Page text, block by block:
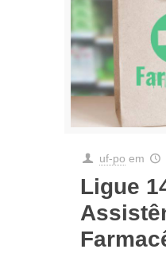
uf-po em
Ligue